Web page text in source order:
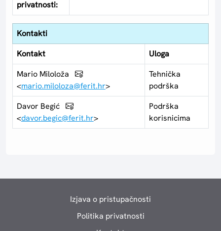
privatnosti:
Kontakti
Kontakt
Uloga
Mario Miloloža
<mario.miloloza@ferit.hr>
Tehnička
podrška
Davor Begić
<davor.begic@ferit.hr>
Podrška
korisnicima
Izjava o pristupačnosti
Politika privatnosti